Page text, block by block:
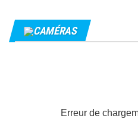
CAMÉRAS
Erreur de